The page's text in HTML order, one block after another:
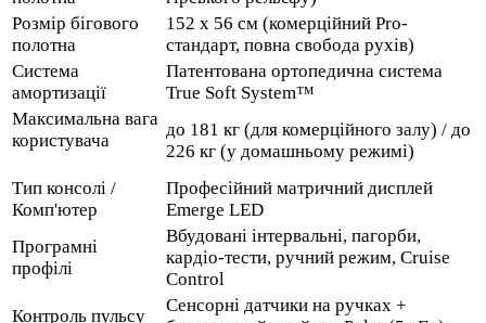
Розмір бігового
полотна
152 х 56 см (комерційний Pro-
стандарт, повна свобода рухів)
Система
амортизації
Патентована ортопедична система
True Soft System™
Максимальна вага
користувача
до 181 кг (для комерційного залу) / до
226 кг (у домашньому режимі)
Тип консолі /
Комп'ютер
Професійний матричний дисплей
Emerge LED
Програмні
профілі
Вбудовані інтервальні, пагорби,
кардіо-тести, ручний режим, Cruise
Control
Контроль пульсу
Сенсорні датчики на ручках +